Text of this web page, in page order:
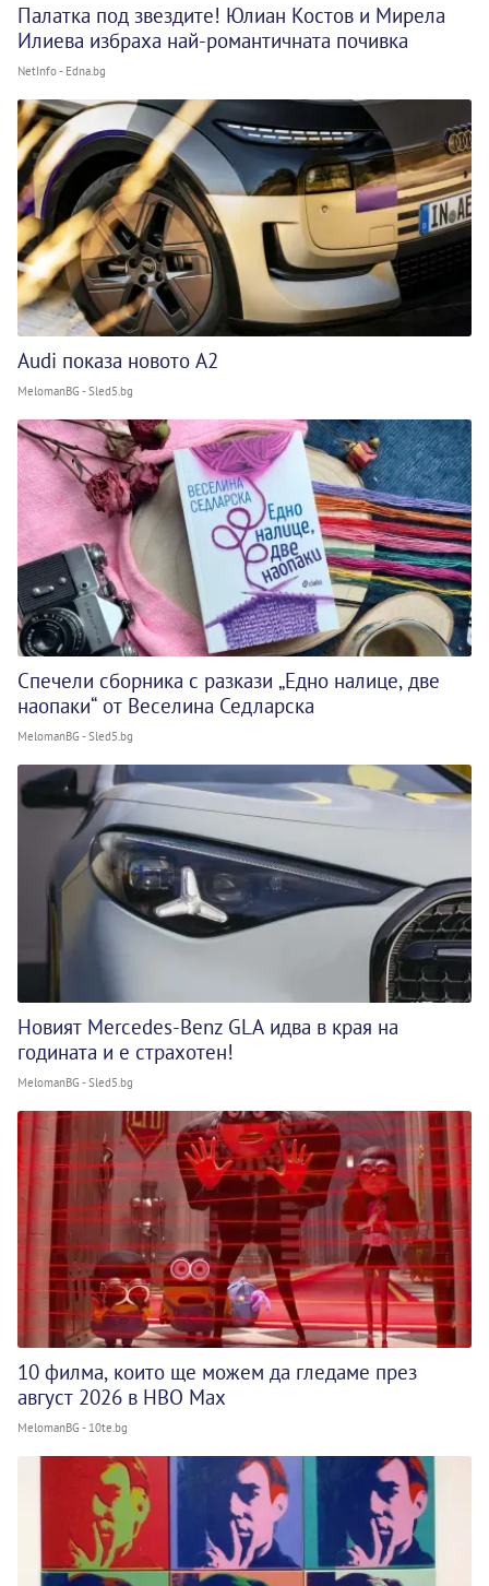
Палатка под звездите! Юлиан Костов и Мирела
Илиева избраха най-романтичната почивка
NetInfo - Edna.bg
Audi показа новото A2
MelomanBG - Sled5.bg
Спечели сборника с разкази „Едно налице, две
наопаки“ от Веселина Седларска
MelomanBG - Sled5.bg
Новият Mercedes-Benz GLA идва в края на
годината и е страхотен!
MelomanBG - Sled5.bg
10 филма, които ще можем да гледаме през
август 2026 в HBO Max
MelomanBG - 10te.bg